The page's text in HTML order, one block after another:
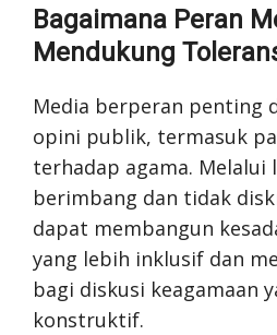
Bagaimana Peran
Mendukung
Media berperan penting
opini publik, termasuk
terhadap agama. Melalui
berimbang dan tidak
dapat membangun
yang lebih inklusif dan
bagi diskusi keagamaan
konstruktif.